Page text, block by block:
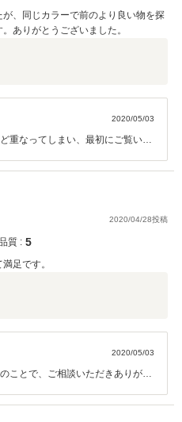
、同じカラーで前のより良い物を探
ありがとうございました。
2020/05/03
重なってしまい、最初にご覧いた
トが見つかるのは「ご縁だ！」と
わいい愛車です。 ご迷惑をおか
もSNSで拝見してます。とてもか
思っております。 これからが私
なことでも愛車になにかお気づ
ださい。今後も楽しくドライ
2020/04/28投稿
質 : 5
足です。
2020/05/03
ことで、ご相談いただきありがと
できていると自負しております。
せん。しかし、乗り換える時に